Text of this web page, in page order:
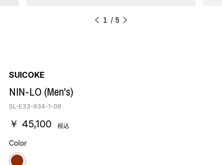
1 5
SUICOKE
NIN-LO (Men's)
SL-E33-934-1-06
￥ 45,100 税込
Color